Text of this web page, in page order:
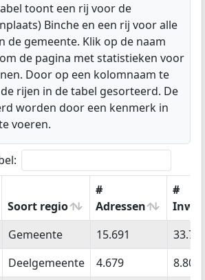
toont een rij voor de
Binche en een rij voor alle
de gemeente. Klik op de naam
de pagina met statistieken voor
Door op een kolomnaam te
rijen in de tabel gesorteerd. De
worden door een kenmerk in
voeren.
Soort regio
#
Adressen
#
Soort regio
#
Adressen
#
Gemeente 15.691
Deelgemeente 4.679
8.807